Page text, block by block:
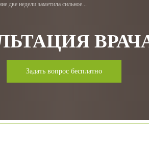
две недели заметила сильное...
Задать вопрос бесплатно